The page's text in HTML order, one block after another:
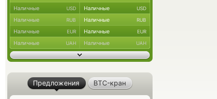
Наличные USD Наличные USD
Наличные RUB Наличные RUB
Наличные EUR Наличные EUR
Наличные UAH Наличные UAH
Предложения BTC-кран